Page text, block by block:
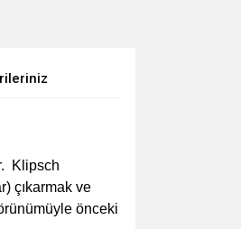
Klipsch
çıkarmak ve
önceki